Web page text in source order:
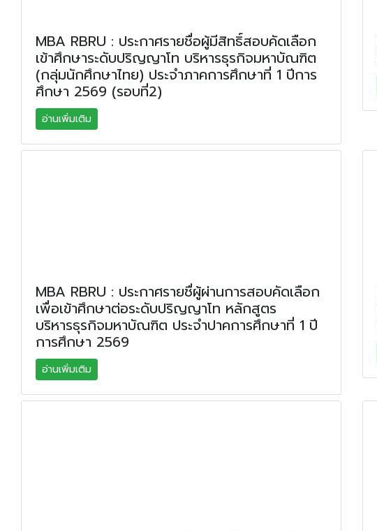
MBA RBRU : ประกาศรายชื่อผู้มีสิทธิ์สอบคัดเลือก
เข้าศึกษาระดับปริญญาโท บริหารธุรกิจมหาบัณฑิต
(กลุ่มนักศึกษาไทย) ประจำภาคการศึกษาที่ 1 ปีการ
ศึกษา 2569 (รอบที่2)
อ่านเพิ่มเติม
MBA RBRU : ประกาศรายชื่ผู้ผ่านการสอบคัดเลือก
เพื่อเข้าศึกษาต่อระดับปริญญาโท หลักสูตร
บริหารธุรกิจมหาบัณฑิต ประจำปาคการศึกษาที่ 1 ปี
การศึกษา 2569
อ่านเพิ่มเติม